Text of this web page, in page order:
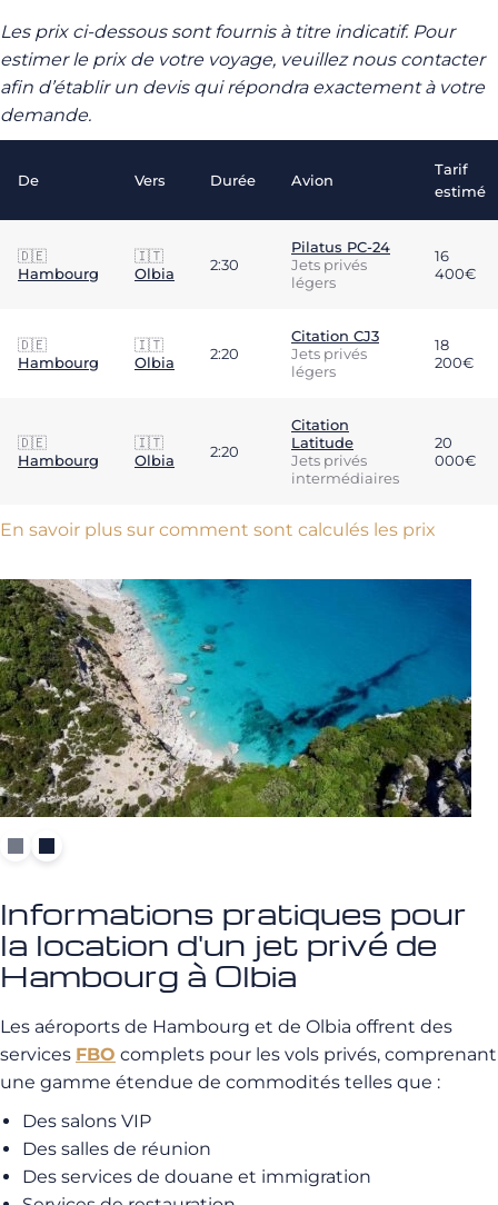
Les prix ci-dessous sont fournis à titre indicatif. Pour
estimer le prix de votre voyage, veuillez nous contacter
afin d’établir un devis qui répondra exactement à votre
demande.
De Vers Durée Avion
Tarif
estimé
🇩🇪
Hambourg
🇮🇹
Olbia
2:30
Pilatus PC-24
Jets privés
légers
16
400€
🇩🇪
Hambourg
🇮🇹
Olbia
2:20
Citation CJ3
Jets privés
légers
18
200€
🇩🇪
Hambourg
🇮🇹
Olbia
2:20
Citation
Latitude
Jets privés
intermédiaires
20
000€
En savoir plus sur comment sont calculés les prix
Informations pratiques pour
la location d'un jet privé de
Hambourg à Olbia
Les aéroports de Hambourg et de Olbia offrent des
services FBO complets pour les vols privés, comprenant
une gamme étendue de commodités telles que :
Des salons VIP
Des salles de réunion
Des services de douane et immigration